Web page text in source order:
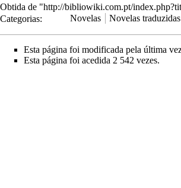
Obtida de "http://bibliowiki.com.pt/
Categorias: Novelas Novelas
Esta página foi modificada pela última
Esta página foi acedida 2 542 vezes.